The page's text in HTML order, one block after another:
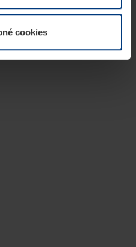
vo vysvetlení cookie
cookies